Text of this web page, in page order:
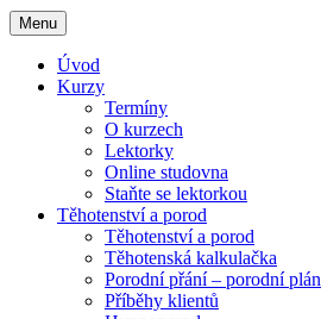
Menu
Úvod
Kurzy
Termíny
O kurzech
Lektorky
Online studovna
Staňte se lektorkou
Těhotenství a porod
Těhotenství a porod
Těhotenská kalkulačka
Porodní přání – porodní plán
Příběhy klientů